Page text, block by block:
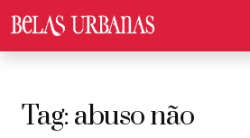
Tag:abuso não